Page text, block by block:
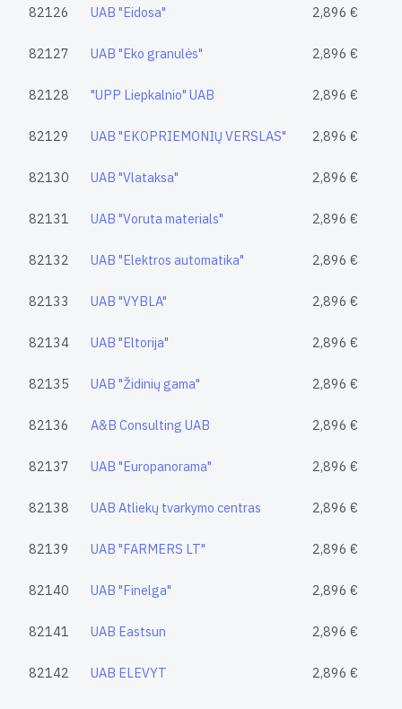
82126 UAB "Eidosa" 2,896 €
82127 UAB "Eko granulės" 2,896 €
82128 "UPP Liepkalnio" UAB 2,896 €
82129 UAB "EKOPRIEMONIŲ VERSLAS" 2,896 €
82130 UAB "Vlataksa" 2,896 €
82131 UAB "Voruta materials" 2,896 €
82132 UAB "Elektros automatika" 2,896 €
82133 UAB "VYBLA" 2,896 €
82134 UAB "Eltorija" 2,896 €
82135 UAB "Židinių gama" 2,896 €
82136 A&B Consulting UAB 2,896 €
82137 UAB "Europanorama" 2,896 €
82138 UAB Atliekų tvarkymo centras 2,896 €
82139 UAB "FARMERS LT" 2,896 €
82140 UAB "Finelga" 2,896 €
82141 UAB Eastsun 2,896 €
82142 UAB ELEVYT 2,896 €